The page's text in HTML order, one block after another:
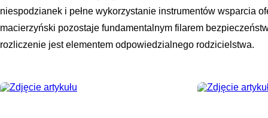
niespodzianek i pełne wykorzystanie instrumentów wsparcia
macierzyński pozostaje fundamentalnym filarem
rozliczenie jest elementem odpowiedzialnego rodzicielstwa.